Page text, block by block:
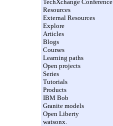
TechXchange Conference
Resources
External Resources
Explore
Articles
Blogs
Courses
Learning paths
Open projects
Series
Tutorials
Products
IBM Bob
Granite models
Open Liberty
watsonx.